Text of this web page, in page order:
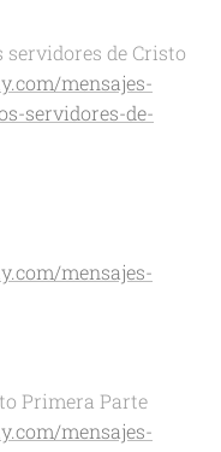
servidores de Cristo
mensajes-
servidores-de-
mensajes-
Primera Parte
mensajes-